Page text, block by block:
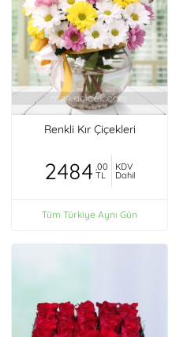
Renkli Kır Çiçekleri
2484 ,00
TL
KDV
Dahil
Tüm Türkiye Aynı Gün